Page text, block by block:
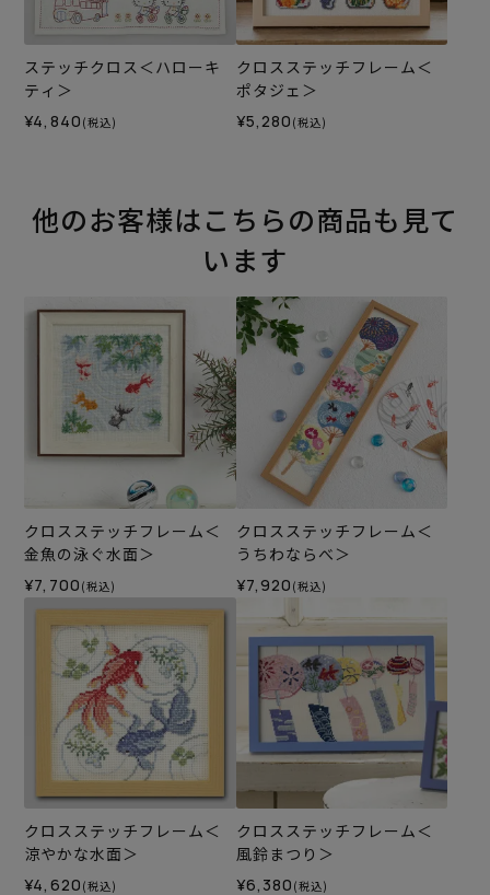
ステッチクロス＜ハローキ
ティ＞
¥4,840 (税込)
クロスステッチフレーム＜
ポタジェ＞
¥5,280 (税込)
他のお客様はこちらの商品も見て
います
クロスステッチフレーム＜
金魚の泳ぐ水面＞
¥7,700 (税込)
クロスステッチフレーム＜
うちわならべ＞
¥7,920 (税込)
クロスステッチフレーム＜
涼やかな水面＞
¥4,620 (税込)
クロスステッチフレーム＜
風鈴まつり＞
¥6,380 (税込)